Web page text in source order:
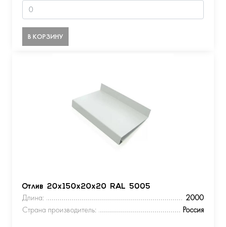
В КОРЗИНУ
Отлив 20х150х20х20 RAL 5005
Длина:
2000
Страна производитель:
Россия